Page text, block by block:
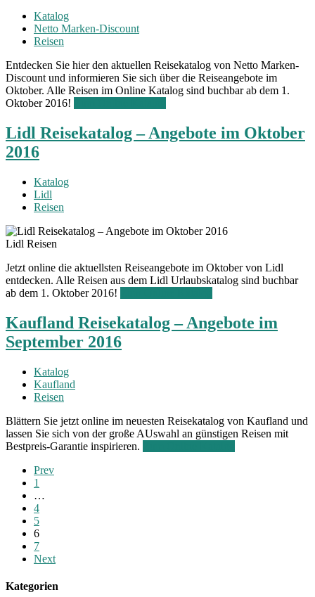
Katalog
Netto Marken-Discount
Reisen
Entdecken Sie hier den aktuellen Reisekatalog von Netto Marken-
Discount und informieren Sie sich über die Reiseangebote im
Oktober. Alle Reisen im Online Katalog sind buchbar ab dem 1.
Oktober 2016!
Lidl Reisekatalog – Angebote im Oktober
2016
Katalog
Lidl
Reisen
Lidl Reisen
Jetzt online die aktuellsten Reiseangebote im Oktober von Lidl
entdecken. Alle Reisen aus dem Lidl Urlaubskatalog sind buchbar
ab dem 1. Oktober 2016!
Kaufland Reisekatalog – Angebote im
September 2016
Katalog
Kaufland
Reisen
Blättern Sie jetzt online im neuesten Reisekatalog von Kaufland und
lassen Sie sich von der große AUswahl an günstigen Reisen mit
Bestpreis-Garantie inspirieren.
Prev
1
…
4
5
6
7
Next
Kategorien